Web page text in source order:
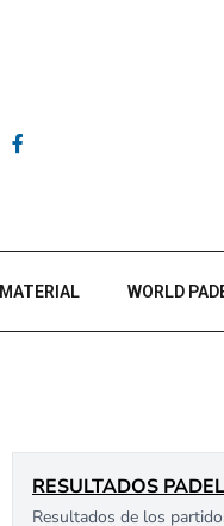
MATERIAL WORLD